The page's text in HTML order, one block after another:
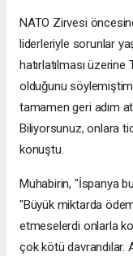
NATO Zirvesi
liderleriyle sorunlar
hatırlatılması
olduğunu
tamamen geri adım
Biliyorsunuz, onlara
konuştu.
Muhabirin, "İspanya
"Büyük miktarda
etmeselerdi onlarla
çok kötü davrandılar.